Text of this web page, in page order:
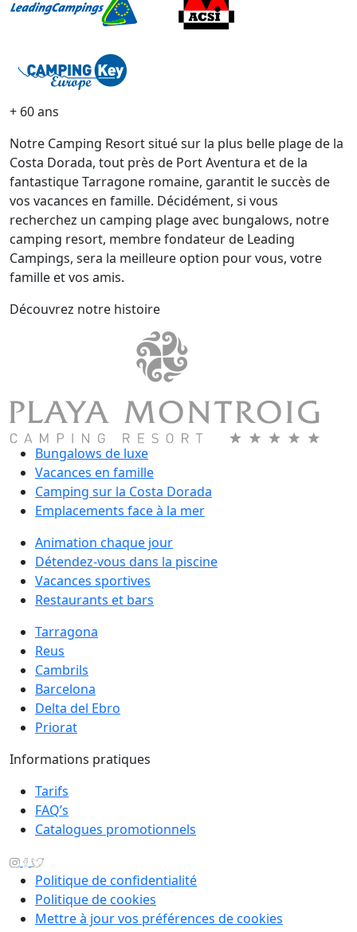
+ 60 ans
Notre Camping Resort situé sur la plus belle plage de la
Costa Dorada, tout près de Port Aventura et de la
fantastique Tarragone romaine, garantit le succès de
vos vacances en famille. Décidément, si vous
recherchez un camping plage avec bungalows, notre
camping resort, membre fondateur de Leading
Campings, sera la meilleure option pour vous, votre
famille et vos amis.
Découvrez notre histoire
Bungalows de luxe
Vacances en famille
Camping sur la Costa Dorada
Emplacements face à la mer
Animation chaque jour
Détendez-vous dans la piscine
Vacances sportives
Restaurants et bars
Tarragona
Reus
Cambrils
Barcelona
Delta del Ebro
Priorat
Informations pratiques
Tarifs
FAQ’s
Catalogues promotionnels
Politique de confidentialité
Politique de cookies
Mettre à jour vos préférences de cookies